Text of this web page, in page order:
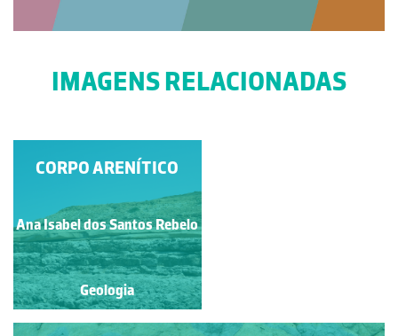
IMAGENS RELACIONADAS
ALTERNÂNCIAS
Luís Duarte
Geologia
CORPO ARENÍTICO
Ana Isabel dos Santos Rebelo
Geologia